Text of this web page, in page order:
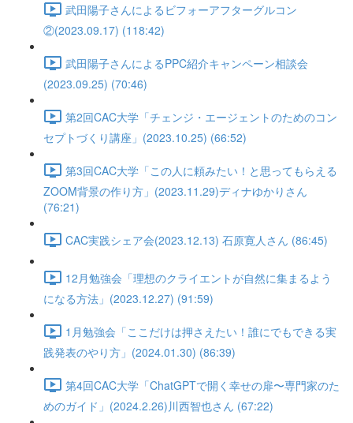
武田陽子さんによるビフォーアフターグルコン
②(2023.09.17) (118:42)
武田陽子さんによるPPC紹介キャンペーン相談会
(2023.09.25) (70:46)
第2回CAC大学「チェンジ・エージェントのためのコン
セプトづくり講座」(2023.10.25) (66:52)
第3回CAC大学「この人に頼みたい！と思ってもらえる
ZOOM背景の作り方」(2023.11.29)ディナゆかりさん
(76:21)
CAC実践シェア会(2023.12.13) 石原寛人さん (86:45)
12月勉強会「理想のクライエントが自然に集まるよう
になる方法」(2023.12.27) (91:59)
1月勉強会「ここだけは押さえたい！誰にでもできる実
践発表のやり方」(2024.01.30) (86:39)
第4回CAC大学「ChatGPTで開く幸せの扉〜専門家のた
めのガイド」(2024.2.26)川西智也さん (67:22)